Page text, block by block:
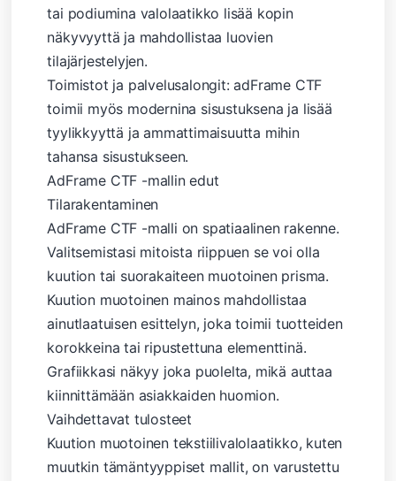
tai podiumina valolaatikko lisää kopin
näkyvyyttä ja mahdollistaa luovien
tilajärjestelyjen.
Toimistot ja palvelusalongit: adFrame CTF
toimii myös modernina sisustuksena ja lisää
tyylikkyyttä ja ammattimaisuutta mihin
tahansa sisustukseen.
AdFrame CTF -mallin edut
Tilarakentaminen
AdFrame CTF -malli on spatiaalinen rakenne.
Valitsemistasi mitoista riippuen se voi olla
kuution tai suorakaiteen muotoinen prisma.
Kuution muotoinen mainos mahdollistaa
ainutlaatuisen esittelyn, joka toimii tuotteiden
korokkeina tai ripustettuna elementtinä.
Grafiikkasi näkyy joka puolelta, mikä auttaa
kiinnittämään asiakkaiden huomion.
Vaihdettavat tulosteet
Kuution muotoinen tekstiilivalolaatikko, kuten
muutkin tämäntyyppiset mallit, on varustettu